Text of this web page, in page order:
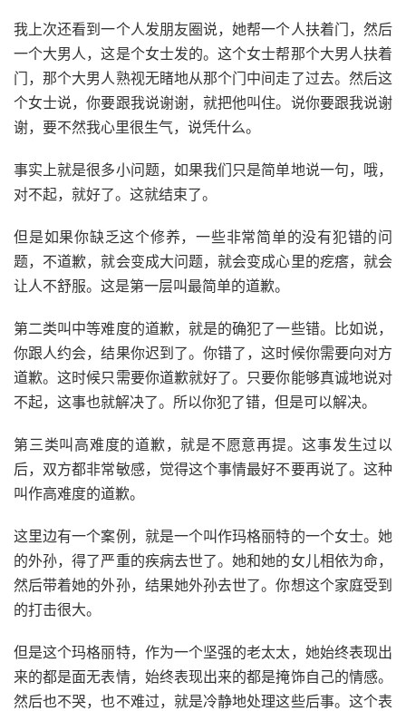
我上次还看到一个人发朋友圈说，她帮一个人扶着门，然后
一个大男人，这是个女士发的。这个女士帮那个大男人扶着
门，那个大男人熟视无睹地从那个门中间走了过去。然后这
个女士说，你要跟我说谢谢，就把他叫住。说你要跟我说谢
谢，要不然我心里很生气，说凭什么。
事实上就是很多小问题，如果我们只是简单地说一句，哦，
对不起，就好了。这就结束了。
但是如果你缺乏这个修养，一些非常简单的没有犯错的问
题，不道歉，就会变成大问题，就会变成心里的疙瘩，就会
让人不舒服。这是第一层叫最简单的道歉。
第二类叫中等难度的道歉，就是的确犯了一些错。比如说，
你跟人约会，结果你迟到了。你错了，这时候你需要向对方
道歉。这时候只需要你道歉就好了。只要你能够真诚地说对
不起，这事也就解决了。所以你犯了错，但是可以解决。
第三类叫高难度的道歉，就是不愿意再提。这事发生过以
后，双方都非常敏感，觉得这个事情最好不要再说了。这种
叫作高难度的道歉。
这里边有一个案例，就是一个叫作玛格丽特的一个女士。她
的外孙，得了严重的疾病去世了。她和她的女儿相依为命，
然后带着她的外孙，结果她外孙去世了。你想这个家庭受到
的打击很大。
但是这个玛格丽特，作为一个坚强的老太太，她始终表现出
来的都是面无表情，始终表现出来的都是掩饰自己的情感。
然后也不哭，也不难过，就是冷静地处理这些后事。这个表